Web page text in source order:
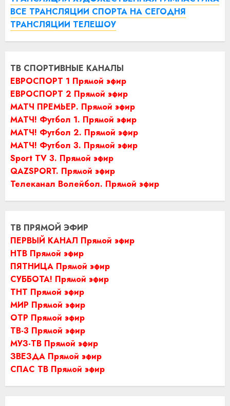
ВСЕ ТРАНСЛЯЦИИ СПОРТА НА СЕГОДНЯ
ТРАНСЛЯЦИИ ТЕЛЕШОУ
ТВ СПОРТИВНЫЕ КАНАЛЫ
ЕВРОСПОРТ 1 Прямой эфир
ЕВРОСПОРТ 2 Прямой эфир
МАТЧ ПРЕМЬЕР. Прямой эфир
МАТЧ! Футбол 1. Прямой эфир
МАТЧ! Футбол 2. Прямой эфир
МАТЧ! Футбол 3. Прямой эфир
Sport TV 3. Прямой эфир
QAZSPORT. Прямой эфир
Телеканал Волейбол. Прямой эфир
ТВ ПРЯМОЙ ЭФИР
ПЕРВЫЙ КАНАЛ Прямой эфир
НТВ Прямой эфир
ПЯТНИЦА Прямой эфир
СУББОТА! Прямой эфир
ТНТ Прямой эфир
МИР Прямой эфир
ОТР Прямой эфир
ТВ-3 Прямой эфир
МУЗ-ТВ Прямой эфир
ЗВЕЗДА Прямой эфир
СПАС ТВ Прямой эфир